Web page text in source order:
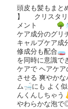
頭皮も髪もま
】 クリスタリ
メント 🌳🚿
ケア成分のグリ
キャルプケア成
修成分も配合
を同時に意識で
ケアで ヘアケ
させる 爽やか
ム🛁にも よく
んくんしちゃ
やわらかな泡で